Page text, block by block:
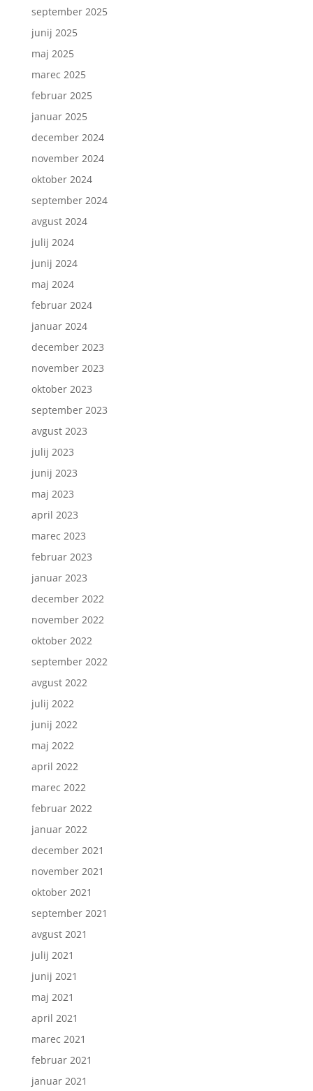
september 2025
junij 2025
maj 2025
marec 2025
februar 2025
januar 2025
december 2024
november 2024
oktober 2024
september 2024
avgust 2024
julij 2024
junij 2024
maj 2024
februar 2024
januar 2024
december 2023
november 2023
oktober 2023
september 2023
avgust 2023
julij 2023
junij 2023
maj 2023
april 2023
marec 2023
februar 2023
januar 2023
december 2022
november 2022
oktober 2022
september 2022
avgust 2022
julij 2022
junij 2022
maj 2022
april 2022
marec 2022
februar 2022
januar 2022
december 2021
november 2021
oktober 2021
september 2021
avgust 2021
julij 2021
junij 2021
maj 2021
april 2021
marec 2021
februar 2021
januar 2021